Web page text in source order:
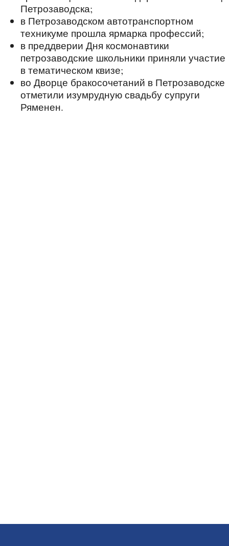
Петрозаводска;
в Петрозаводском автотранспортном
техникуме прошла ярмарка профессий;
в преддверии Дня космонавтики
петрозаводские школьники приняли участие
в тематическом квизе;
во Дворце бракосочетаний в Петрозаводске
отметили изумрудную свадьбу супруги
Ряменен.